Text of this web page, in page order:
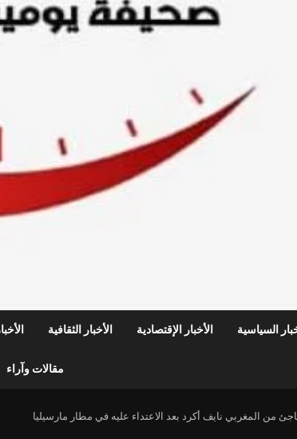
السياسية الأخبار الإقتصادية الأخبار الثقافية
مقالات وآراء
من المغربي نايف أكرد بعد الاعتداء عليه في مطار مارسيليا